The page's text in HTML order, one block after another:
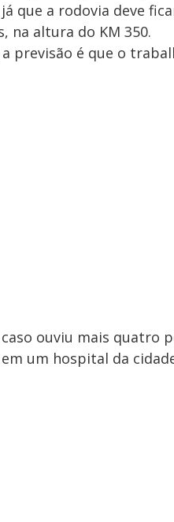
que a rodovia deve
na altura do KM 350.
previsão é que o
ouviu mais quatro
um hospital da